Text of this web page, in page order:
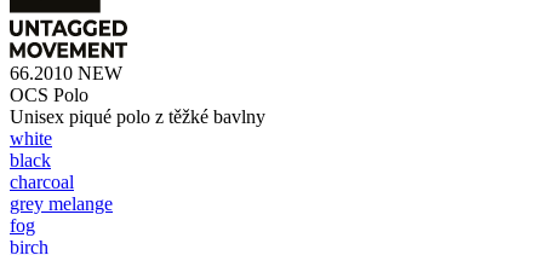
66.2010 NEW
OCS Polo
Unisex piqué polo z těžké bavlny
white
black
charcoal
grey melange
fog
birch